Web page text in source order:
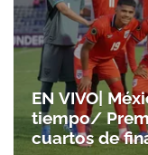
Gracias
EN VIVO|
tiempo/
cuartos de